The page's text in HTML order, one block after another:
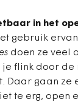
in het
gebruik
doen ze veel
flink door
Daar gaan
te erg, open